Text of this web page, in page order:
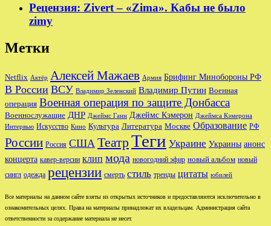
Рецензия: Zivert – «Zima». Кабы не было
zimy
Метки
Netflix Актёр Алексей Мажаев Армия Брифинг Минобороны РФ
В России ВСУ Владимир Зеленский Владимир Путин Военная
операция Военная операция по защите Донбасса
Военнослужащие ДНР Джеймс Ганн Джеймс Кэмерон Джеймса Кэмерона
Интервью Искусство Кино Культура Литература Москве Образование РФ
России Россия США ТеатрТеги Украине Украины анонс
концерта кавер-версии клип мода новогодний эфир новый альбом новый
сингл одежда рецензии смерть стиль тренды цитаты юбилей
Все материалы на данном сайте взяты из открытых источников и предоставляются исключительно в
ознакомительных целях. Права на материалы принадлежат их владельцам. Администрация сайта
ответственности за содержание материала не несет.